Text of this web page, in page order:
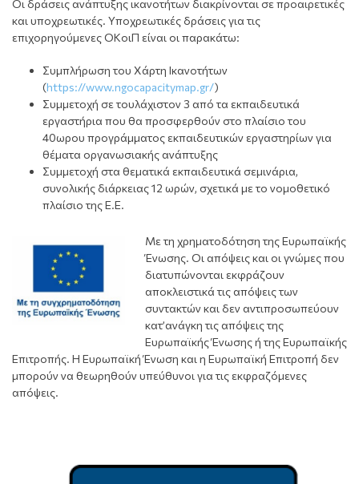
Οι δράσεις ανάπτυξης ικανοτήτων διακρίνονται σε προαιρετικές
και υποχρεωτικές. Υποχρεωτικές δράσεις για τις
επιχορηγούμενες ΟΚοιΠ είναι οι παρακάτω:
Συμπλήρωση του Χάρτη Ικανοτήτων
(https://www.ngocapacitymap.gr/)
Συμμετοχή σε τουλάχιστον 3 από τα εκπαιδευτικά
εργαστήρια που θα προσφερθούν στο πλαίσιο του
40ωρου προγράμματος εκπαιδευτικών εργαστηρίων για
θέματα οργανωσιακής ανάπτυξης
Συμμετοχή στα θεματικά εκπαιδευτικά σεμινάρια,
συνολικής διάρκειας 12 ωρών, σχετικά με το νομοθετικό
πλαίσιο της Ε.Ε.
Με τη χρηματοδότηση της Ευρωπαϊκής
Ένωσης. Οι απόψεις και οι γνώμες που
διατυπώνονται εκφράζουν
αποκλειστικά τις απόψεις των
συντακτών και δεν αντιπροσωπεύουν
κατ’ανάγκη τις απόψεις της
Ευρωπαϊκής Ένωσης ή της Ευρωπαϊκής
Επιτροπής. Η Ευρωπαϊκή Ένωση και η Ευρωπαϊκή Επιτροπή δεν
μπορούν να θεωρηθούν υπεύθυνοι για τις εκφραζόμενες
απόψεις.